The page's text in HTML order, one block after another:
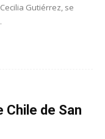
Gutiérrez, se
Chile de San